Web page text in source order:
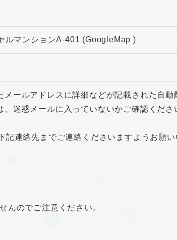
ルマンションA-401 (GoogleMap)
ールアドレスに詳細などが記載された自動
迷惑メールに入っていないかご確認くださ
記連絡先までご連絡くださいますようお願い
んのでご注意ください。